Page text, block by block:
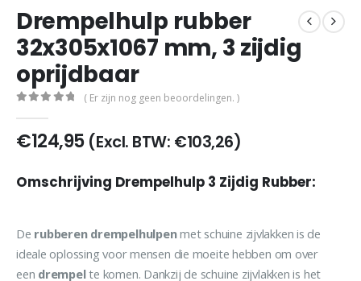
Drempelhulp rubber
32x305x1067 mm, 3 zijdig
oprijdbaar
( Er zijn nog geen beoordelingen. )
€124,95 (Excl. BTW: €103,26)
Omschrijving Drempelhulp 3 Zijdig Rubber:
De rubberen drempelhulpenmet schuine zijvlakken is de
ideale oplossing voor mensen die moeite hebben om over
een drempelte komen. Dankzij de schuine zijvlakken is het